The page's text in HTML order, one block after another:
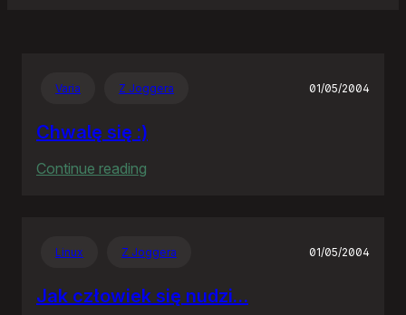
Varia Z Joggera 01/05/2004
Chwalę się :)
Continue reading
Linux Z Joggera 01/05/2004
Jak człowiek się nudzi…